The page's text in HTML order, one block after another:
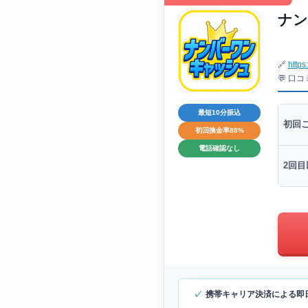
ナ
🔗
💬 口コ
最短10分振込
初回換金率88%
電話確認なし
初回
2回目
携帯キャリア決済による即